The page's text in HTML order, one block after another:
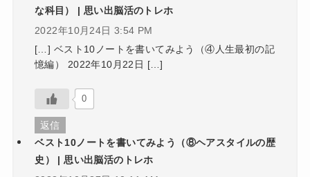
な科目） | 思い出脳活のトレホ
2022年10月24日 3:54 PM
[…] ベスト10ノートを書いてみよう（④人生最初の記
憶編） 2022年10月22日 […]
0
返信
ベスト10ノートを書いてみよう（⑧ヘアスタイルの歴
史） | 思い出脳活のトレホ